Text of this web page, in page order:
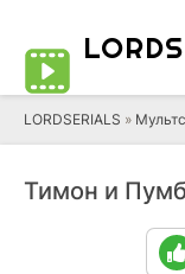
LORD
LORDSERIALS »
Тимон и